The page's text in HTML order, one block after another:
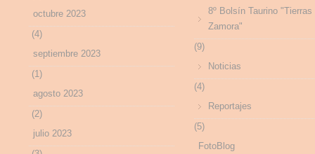
octubre 2023
(4)
septiembre 2023
(1)
agosto 2023
(2)
julio 2023
8º Bolsín Taurino "Tierras
Zamora"
(9)
Noticias
(4)
Reportajes
(5)
FotoBlog